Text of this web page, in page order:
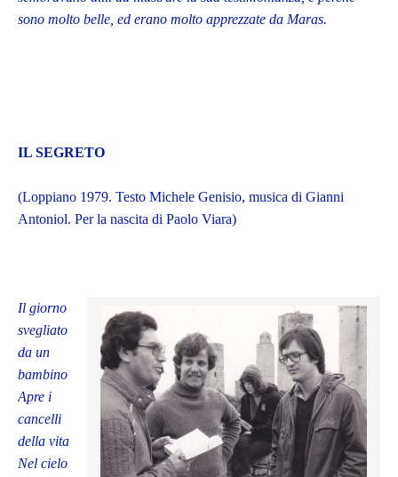
sono molto belle, ed erano molto apprezzate da Maras.
IL SEGRETO
(Loppiano 1979. Testo Michele Genisio, musica di Gianni
Antoniol. Per la nascita di Paolo Viara)
Il giorno
svegliato
da un
bambino
Apre i
cancelli
della vita
Nel cielo